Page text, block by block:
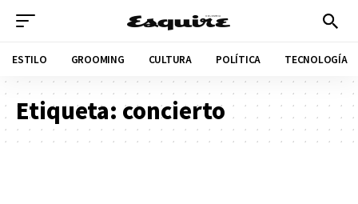
ESTILO GROOMING CULTURA POLÍTICA TECNOLOGÍA
Etiqueta: concierto